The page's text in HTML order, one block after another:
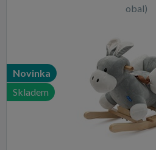
obal)
Novinka
Skladem